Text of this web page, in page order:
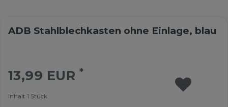
ADB Stahlblechkasten ohne Einlage, blau
13,99 EUR *
Inhalt 1 Stück